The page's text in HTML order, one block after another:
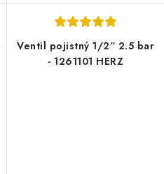
Ventil pojistný 1/2“ 2.5 bar
- 1261101 HERZ